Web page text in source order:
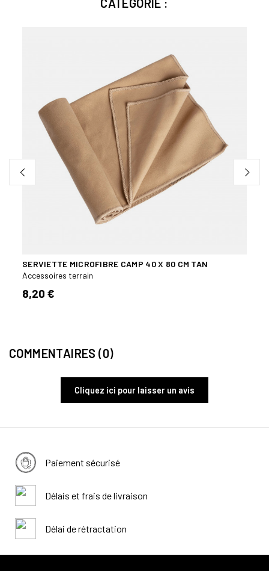
SERVIETTE MICROFIBRE CAMP 40 X 80 CM TAN
Accessoires terrain
8,20 €
COMMENTAIRES (0)
Cliquez ici pour laisser un avis
Paiement sécurisé
Délais et frais de livraison
Délai de rétractation